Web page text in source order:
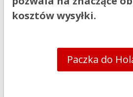
kosztów wysyłki.
Paczka do